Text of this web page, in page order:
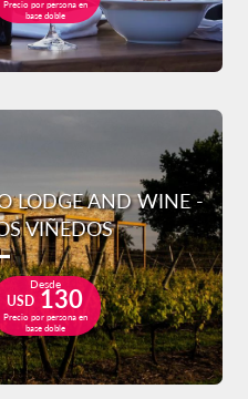
Precio por persona en
base doble
LODGE AND WINE -
VIÑEDOS
Desde
USD 130
Precio por persona en
base doble